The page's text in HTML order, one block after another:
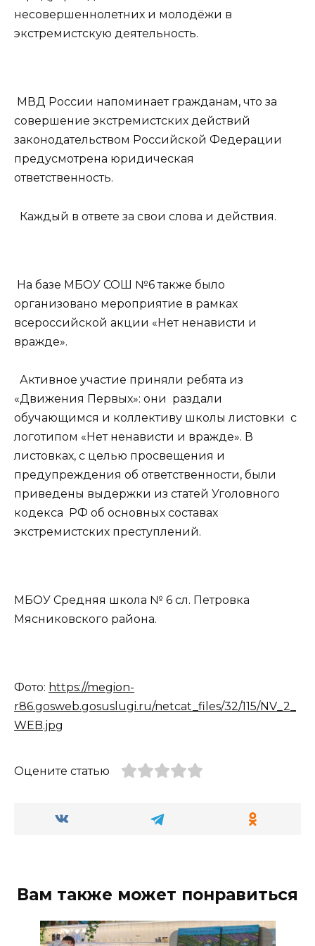
несовершеннолетних и молодёжи в
экстремистскую деятельность.
МВД России напоминает гражданам, что за
совершение экстремистских действий
законодательством Российской Федерации
предусмотрена юридическая
ответственность.
Каждый в ответе за свои слова и действия.
На базе МБОУ СОШ №6 также было
организовано мероприятие в рамках
всероссийской акции «Нет ненависти и
вражде».
Активное участие приняли ребята из
«Движения Первых»: они раздали
обучающимся и коллективу школы листовки с
логотипом «Нет ненависти и вражде». В
листовках, с целью просвещения и
предупреждения об ответственности, были
приведены выдержки из статей Уголовного
кодекса РФ об основных составах
экстремистских преступлений.
МБОУ Средняя школа № 6 сл. Петровка
Мясниковского района.
Фото: https://megion-
r86.gosweb.gosuslugi.ru/netcat_files/32/115/NV_2_
WEB.jpg
Оцените статью
Вам также может понравиться